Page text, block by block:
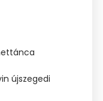
újszegedi